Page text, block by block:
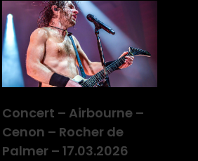
Concert – Airbourne –
Cenon – Rocher de
Palmer – 17.03.2026